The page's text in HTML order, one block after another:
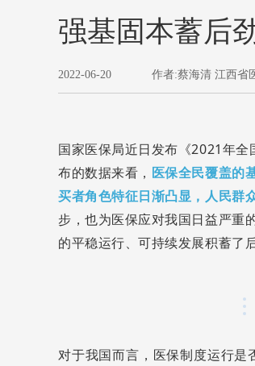
强基固本蓄后
2022-06-20 作者:蔡海清 江西省
国家医保局近日发布《2021年
布的数据来看， 医保全民覆盖的
买者角色特征日渐凸显，人民群
步，也为医保应对我国日益严重
的平稳运行、可持续发展积蓄了后
对于我国而言，医保制度运行